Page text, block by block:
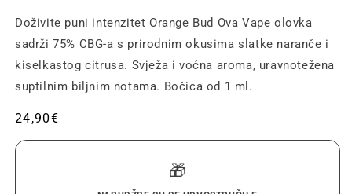
Doživite puni intenzitet Orange Bud Ova Vape olovka
sadrži 75% CBG-a s prirodnim okusima slatke naranče i
kiselkastog citrusa. Svježa i voćna aroma, uravnotežena
suptilnim biljnim notama. Bočica od 1 ml.
Redovna
cijena
24,90€
🎁